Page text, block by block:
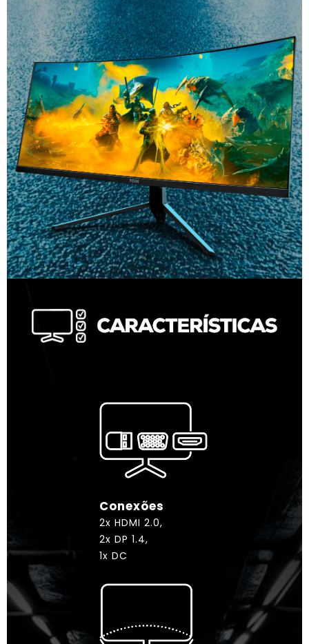
Conexões
2x HDMI 2.0,
2x DP 1.4,
1x DC